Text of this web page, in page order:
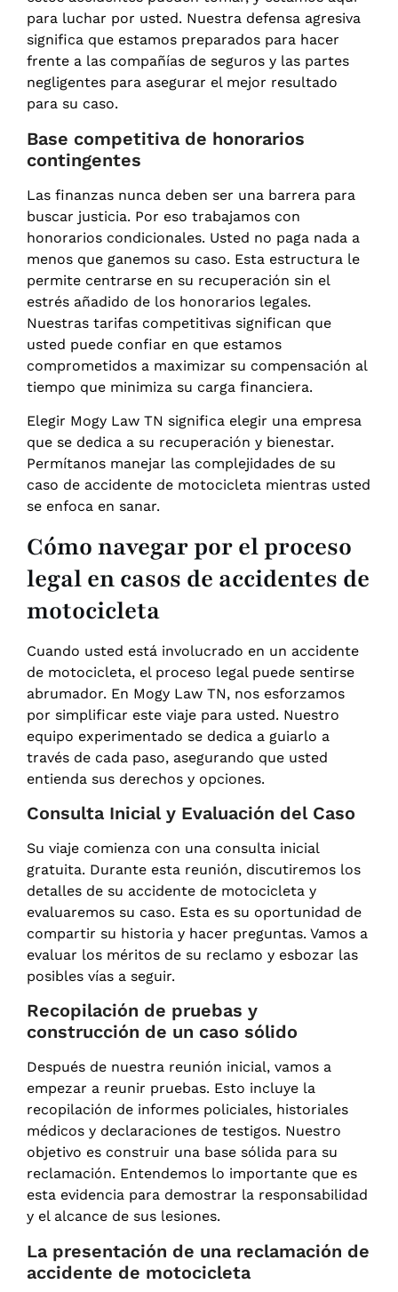
para luchar por usted. Nuestra defensa agresiva
significa que estamos preparados para hacer
frente a las compañías de seguros y las partes
negligentes para asegurar el mejor resultado
para su caso.
Base competitiva de honorarios
contingentes
Las finanzas nunca deben ser una barrera para
buscar justicia. Por eso trabajamos con
honorarios condicionales. Usted no paga nada a
menos que ganemos su caso. Esta estructura le
permite centrarse en su recuperación sin el
estrés añadido de los honorarios legales.
Nuestras tarifas competitivas significan que
usted puede confiar en que estamos
comprometidos a maximizar su compensación al
tiempo que minimiza su carga financiera.
Elegir Mogy Law TN significa elegir una empresa
que se dedica a su recuperación y bienestar.
Permítanos manejar las complejidades de su
caso de accidente de motocicleta mientras usted
se enfoca en sanar.
Cómo navegar por el proceso
legal en casos de accidentes de
motocicleta
Cuando usted está involucrado en un accidente
de motocicleta, el proceso legal puede sentirse
abrumador. En Mogy Law TN, nos esforzamos
por simplificar este viaje para usted. Nuestro
equipo experimentado se dedica a guiarlo a
través de cada paso, asegurando que usted
entienda sus derechos y opciones.
Consulta Inicial y Evaluación del Caso
Su viaje comienza con una consulta inicial
gratuita. Durante esta reunión, discutiremos los
detalles de su accidente de motocicleta y
evaluaremos su caso. Esta es su oportunidad de
compartir su historia y hacer preguntas. Vamos a
evaluar los méritos de su reclamo y esbozar las
posibles vías a seguir.
Recopilación de pruebas y
construcción de un caso sólido
Después de nuestra reunión inicial, vamos a
empezar a reunir pruebas. Esto incluye la
recopilación de informes policiales, historiales
médicos y declaraciones de testigos. Nuestro
objetivo es construir una base sólida para su
reclamación. Entendemos lo importante que es
esta evidencia para demostrar la responsabilidad
y el alcance de sus lesiones.
La presentación de una reclamación de
accidente de motocicleta